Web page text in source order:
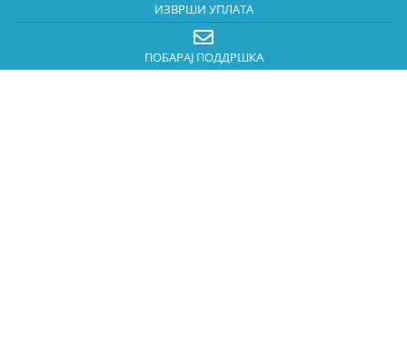
ИЗВРШИ УПЛАТА
ПОБАРАЈ ПОДДРШКА